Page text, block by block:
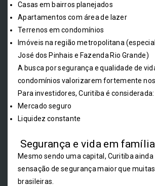
Casas em bairros planejados
Apartamentos com área de lazer
Terrenos em condomínios
Imóveis na região metropolitana
José dos Pinhais e Fazenda Rio Grande)
A busca por segurança e qualidade de
condomínios valorizarem fortemente nos
Para investidores, Curitiba é considerada:
Mercado seguro
Liquidez constante
Segurança e vida em família
Mesmo sendo uma capital, Curitiba
sensação de segurança maior que
brasileiras.